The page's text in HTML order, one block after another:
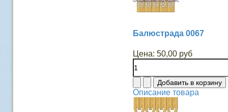
Балюстрада 0067
Цена: 50,00 руб
Описание товара